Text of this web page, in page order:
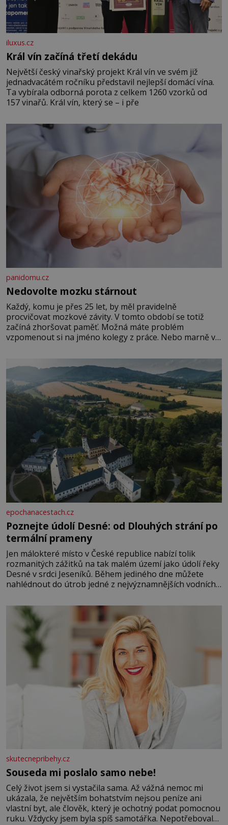
iluxus.cz
Král vín začíná třetí dekádu
Největší český vinařský projekt Král vín ve svém již
jednadvacátém ročníku představil nejlepší domácí vína.
Ta vybírala odborná porota z celkem 1260 vzorků od
157 vinařů. Král vín, který se – i pře
panidomu.cz
Nedovolte mozku stárnout
Každý, komu je přes 25 let, by měl pravidelně
procvičovat mozkové závity. V tomto období se totiž
začíná zhoršovat paměť. Možná máte problém
vzpomenout si na jméno kolegy z práce. Nebo marně v
Je to opravdu tak, s věkem jako kdyby se paměť
rozhodla stávkovat. Cvičte
epochanacestach.cz
Poznejte údolí Desné: od Dlouhých strání po
termální prameny
Jen málokteré místo v České republice nabízí tolik
rozmanitých zážitků na tak malém území jako údolí řeky
Desné v srdci Jeseníků. Během jediného dne můžete
nahlédnout do útrob jedné z nejvýznamnějších vodních
se na koloběžce a den zakončit poznáváním památek ve
Velkých Losinách nebo v termálním
skutecnepribehy.cz
Souseda mi poslalo samo nebe!
Celý život jsem si vystačila sama. Až vážná nemoc mi
ukázala, že největším bohatstvím nejsou peníze ani
vlastní byt, ale člověk, který je ochotný podat pomocnou
ruku. Vždycky jsem byla spíš samotářka. Nepotřebovala